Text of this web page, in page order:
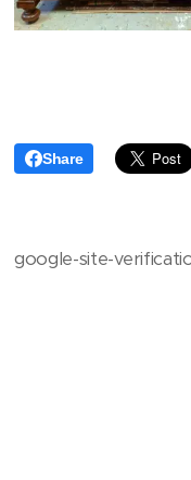
Share
google-site-